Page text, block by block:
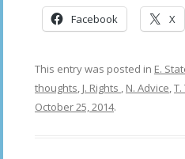
Facebook X
This entry was posted in E.
thoughts J. Rights N. Advice
October 25, 2014.